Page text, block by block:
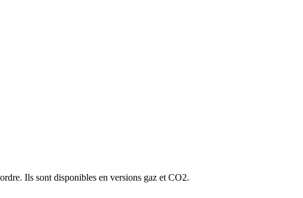
Ils sont disponibles en versions gaz et CO2.